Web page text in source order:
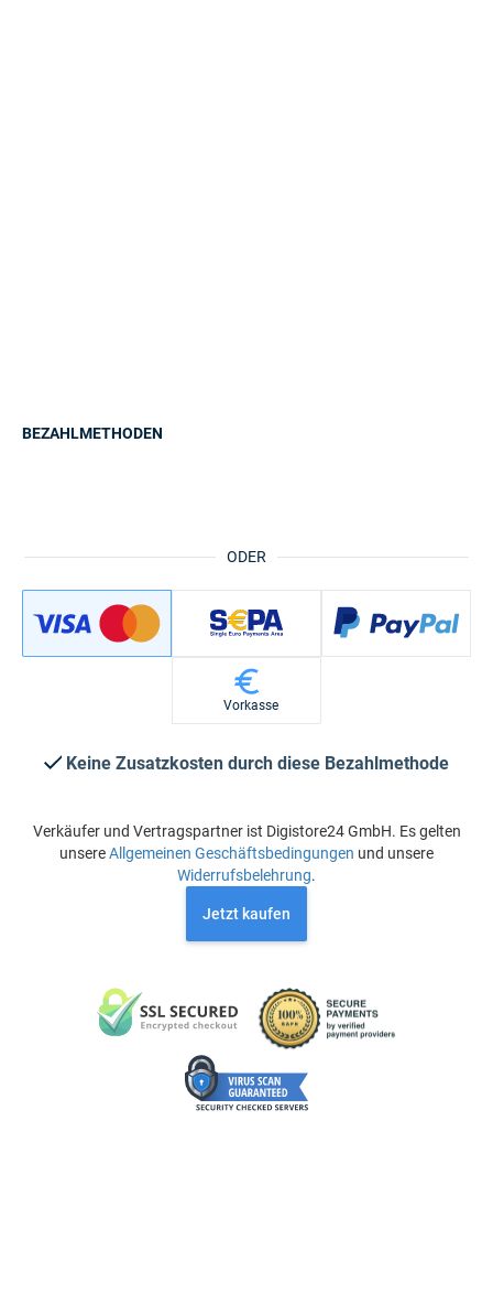
ODER
BEZAHLMETHODEN
Vorkasse
Keine Zusatzkosten durch diese Bezahlmethode
Verkäufer und Vertragspartner ist Digistore24 GmbH. Es gelten
unsereAllgemeinen Geschäftsbedingungen und unsere
Widerrufsbelehrung.
Jetzt kaufen